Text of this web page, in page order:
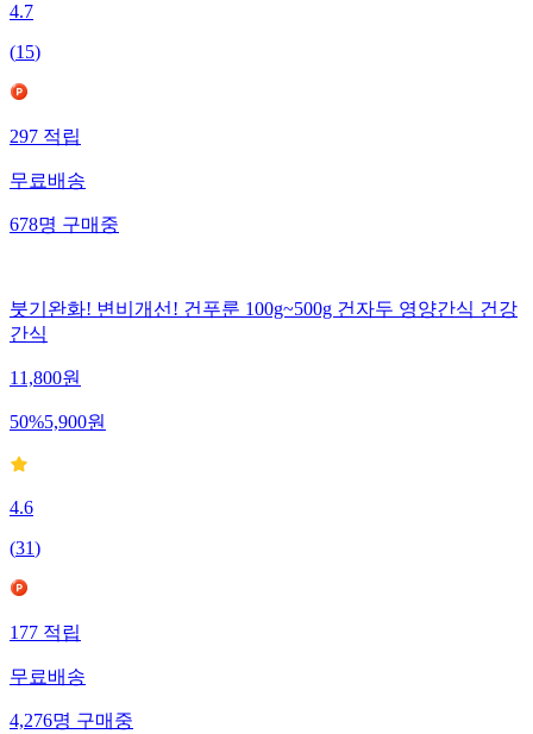
4.7
(15)
297 적립
무료배송
678명 구매중
붓기완화! 변비개선! 건푸룬 100g~500g 건자두 영양간식 건강
간식
11,800원
50%5,900원
4.6
(31)
177 적립
무료배송
4,276명 구매중